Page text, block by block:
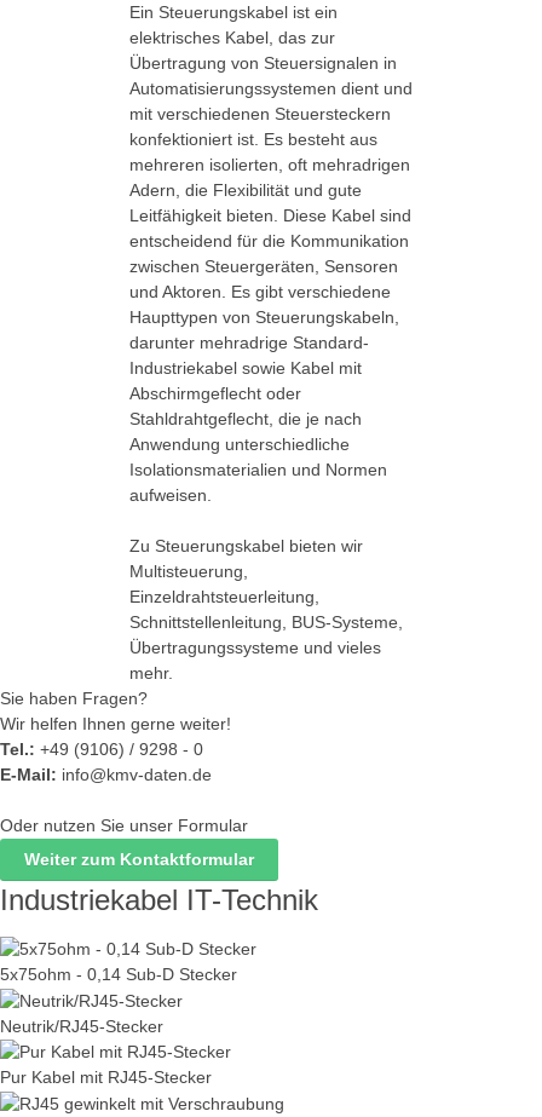
Ein Steuerungskabel ist ein
elektrisches Kabel, das zur
Übertragung von Steuersignalen in
Automatisierungssystemen dient und
mit verschiedenen Steuersteckern
konfektioniert ist. Es besteht aus
mehreren isolierten, oft mehradrigen
Adern, die Flexibilität und gute
Leitfähigkeit bieten. Diese Kabel sind
entscheidend für die Kommunikation
zwischen Steuergeräten, Sensoren
und Aktoren. Es gibt verschiedene
Haupttypen von Steuerungskabeln,
darunter mehradrige Standard-
Industriekabel sowie Kabel mit
Abschirmgeflecht oder
Stahldrahtgeflecht, die je nach
Anwendung unterschiedliche
Isolationsmaterialien und Normen
aufweisen.
Zu Steuerungskabel bieten wir
Multisteuerung,
Einzeldrahtsteuerleitung,
Schnittstellenleitung, BUS-Systeme,
Übertragungssysteme und vieles
mehr.
Sie haben Fragen?
Wir helfen Ihnen gerne weiter!
Tel.: +49 (9106) / 9298 - 0
E-Mail: info@kmv-daten.de
Oder nutzen Sie unser Formular
Weiter zum Kontaktformular
Industriekabel IT-Technik
5x75ohm - 0,14 Sub-D Stecker
Neutrik/RJ45-Stecker
Pur Kabel mit RJ45-Stecker